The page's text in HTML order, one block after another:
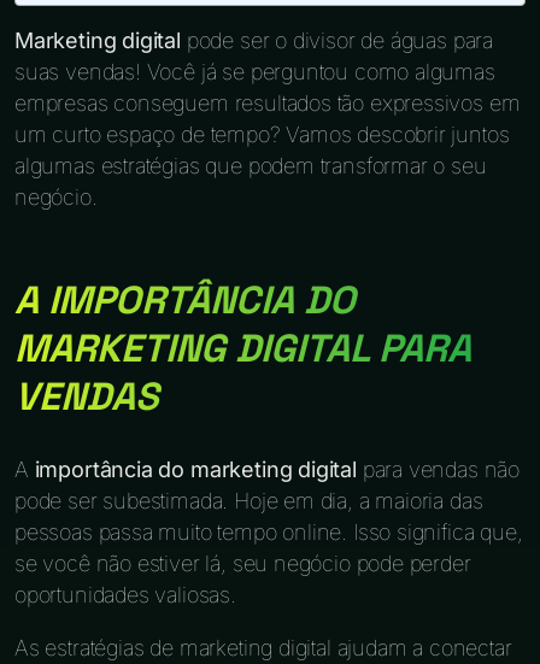
Marketing digital pode ser o divisor de águas para
suas vendas! Você já se perguntou como algumas
empresas conseguem resultados tão expressivos em
um curto espaço de tempo? Vamos descobrir juntos
algumas estratégias que podem transformar o seu
negócio.
A IMPORTÂNCIA DO
MARKETING DIGITAL PARA
VENDAS
A importância do marketing digital para vendas não
pode ser subestimada. Hoje em dia, a maioria das
pessoas passa muito tempo online. Isso significa que,
se você não estiver lá, seu negócio pode perder
oportunidades valiosas.
As estratégias de marketing digital ajudam a conectar